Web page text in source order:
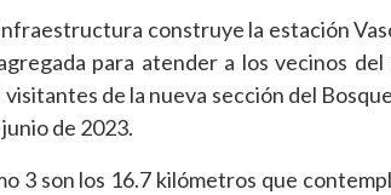
construye la estación
para atender a los vecinos
visitantes de la nueva sección del
de 2023.
3 son los 16.7 kilómetros que